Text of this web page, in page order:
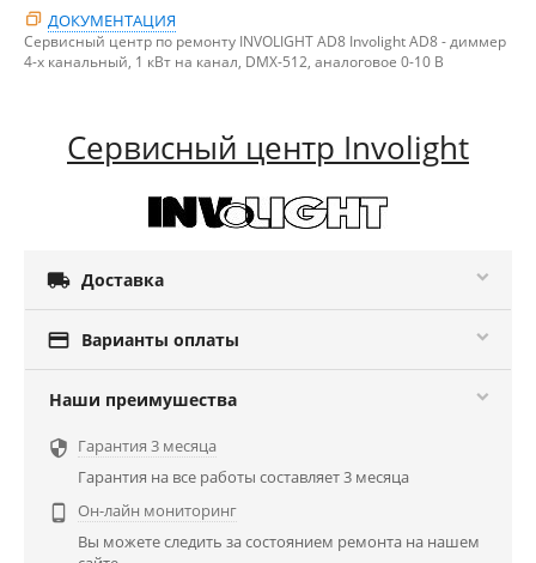
ДОКУМЕНТАЦИЯ
Сервисный центр по ремонту INVOLIGHT AD8 Involight AD8 - диммер
4-х канальный, 1 кВт на канал, DMX-512, аналоговое 0-10 В
Сервисный центр Involight
 Доставка
 Варианты оплаты
Наши преимушества
 Гарантия 3 месяца
Гарантия на все работы составляет 3 месяца

Он-лайн мониторинг
Вы можете следить за состоянием ремонта на нашем